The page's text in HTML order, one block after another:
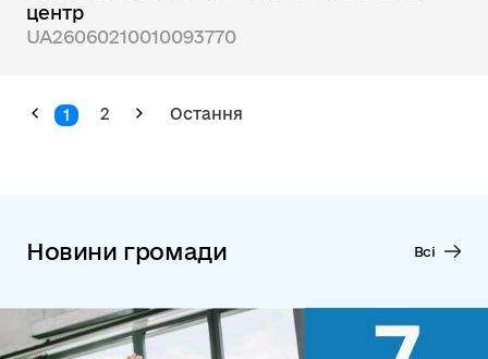
центр
UA26060210010093770
1 2 Остання
Новини громади Всі